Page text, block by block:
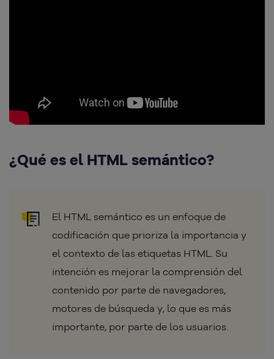
¿Qué es el HTML semántico?
El HTML semántico es un enfoque de
codificación que prioriza la importancia y
el contexto de las etiquetas HTML. Su
intención es mejorar la comprensión del
contenido por parte de navegadores,
motores de búsqueda y, lo que es más
importante, por parte de los usuarios.